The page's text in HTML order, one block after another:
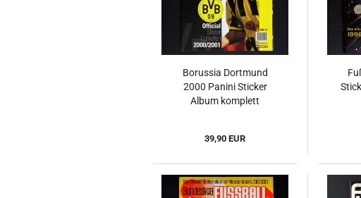
Borussia Dortmund
2000 Panini Sticker
Album komplett
39,90 EUR